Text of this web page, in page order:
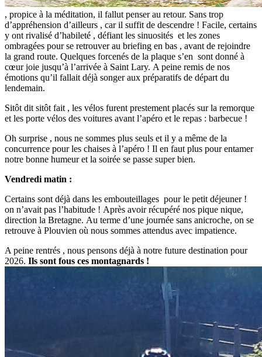
, propice à la méditation, il fallut penser au retour. Sans trop
d’appréhension d’ailleurs , car il suffit de descendre ! Facile, certains
y ont rivalisé d’habileté , défiant les sinuosités et les zones
ombragées pour se retrouver au briefing en bas , avant de rejoindre
la grand route. Quelques forcenés de la plaque s’en sont donné à
cœur joie jusqu’à l’arrivée à Saint Lary. A peine remis de nos
émotions qu’il fallait déjà songer aux préparatifs de départ du
lendemain.
Sitôt dit sitôt fait , les vélos furent prestement placés sur la remorque
et les porte vélos des voitures avant l’apéro et le repas : barbecue !
Oh surprise , nous ne sommes plus seuls et il y a même de la
concurrence pour les chaises à l’apéro ! Il en faut plus pour entamer
notre bonne humeur et la soirée se passe super bien.
Vendredi matin :
Certains sont déjà dans les embouteillages pour le petit déjeuner !
on n’avait pas l’habitude ! Après avoir récupéré nos pique nique,
direction la Bretagne. Au terme d’une journée sans anicroche, on se
retrouve à Plouvien où nous sommes attendus avec impatience.
A peine rentrés , nous pensons déjà à notre future destination pour
2026. Ils sont fous ces montagnards !